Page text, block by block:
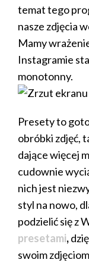
temat tego
nasze zdjęcia
Mamy
Instagramie
monotonny.
Presety to
obróbki zdjęć,
dające więcej
cudownie
nich jest
styl na nowo,
podzielić się z
presetami,
swoim